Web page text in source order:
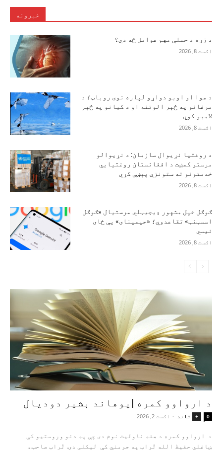
خبرونه
د زړه د حملې مهم عوامل څه دي؟
اګست 8, 2026
د هوا او اوبو دواړو لپاره نوی روباټ؛ د
مرغانو په څېر الوتنه او د کبانو په څېر
لامبو کوي
اګست 8, 2026
د روغتیا نړیوال سازمان: د نړیوالو
مرستو کمښت د افغانستان روغتیايي
خدمتونو ته ستونزې پېښې کړي
اګست 8, 2026
ګوګل خپل مشهور ډیجیټلي مرستیال «ګوګل
اسسټنټ» تقاعدوي؛ «جیمینای» یې ځای
نیسي
اګست 8, 2026
د ارواوو کمره |پوهاند بشیر دودیال
+ تاند - اګست 2, 2026 0
د ارواوو کمره د هغه ناولیت نوم دی چې په دغو وروستیو کې
ښاغلي حفیظ الله تُراب په جرمني کې لیکلی دی. تُراب صاحب...